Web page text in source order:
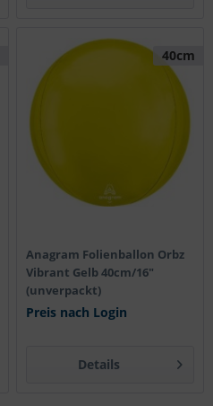
40cm
Anagram Folienballon Orbz
Vibrant Gelb 40cm/16"
(unverpackt)
Preis nach Login
Details